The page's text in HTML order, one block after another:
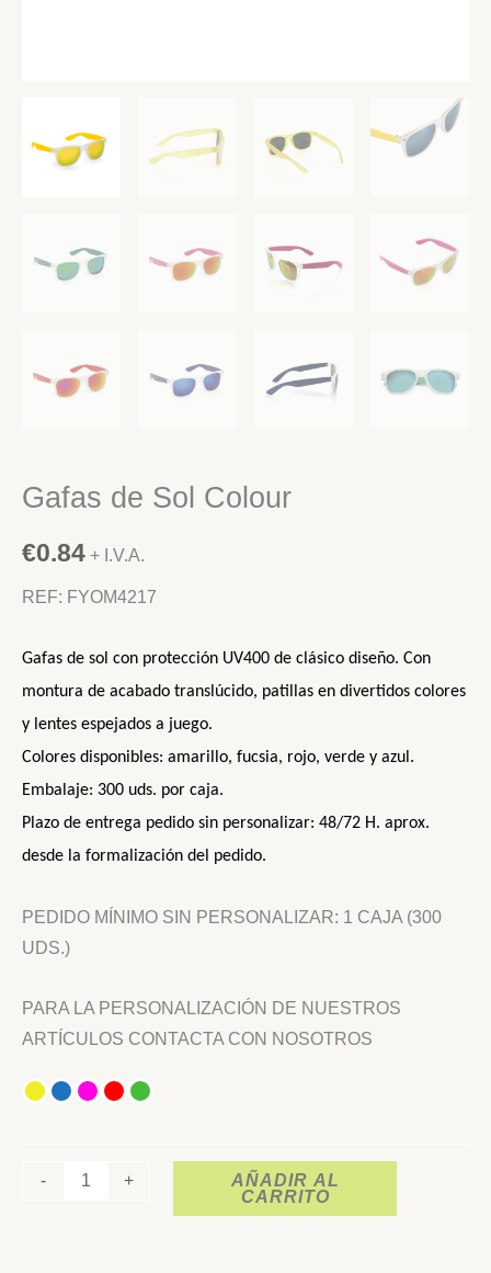
Gafas de Sol Colour
€0.84 + I.V.A.
REF: FYOM4217
Gafas de sol con protección UV400 de clásico diseño. Con
montura de acabado translúcido, patillas en divertidos colores
y lentes espejados a juego.
Colores disponibles: amarillo, fucsia, rojo, verde y azul.
Embalaje: 300 uds. por caja.
Plazo de entrega pedido sin personalizar: 48/72 H. aprox.
desde la formalización del pedido.
PEDIDO MÍNIMO SIN PERSONALIZAR: 1 CAJA (300
UDS.)
PARA LA PERSONALIZACIÓN DE NUESTROS
ARTÍCULOS CONTACTA CON NOSOTROS
- +
AÑADIR AL
CARRITO